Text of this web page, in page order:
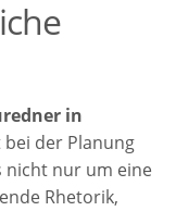
in
der Planung
nicht nur um eine
Rhetorik,